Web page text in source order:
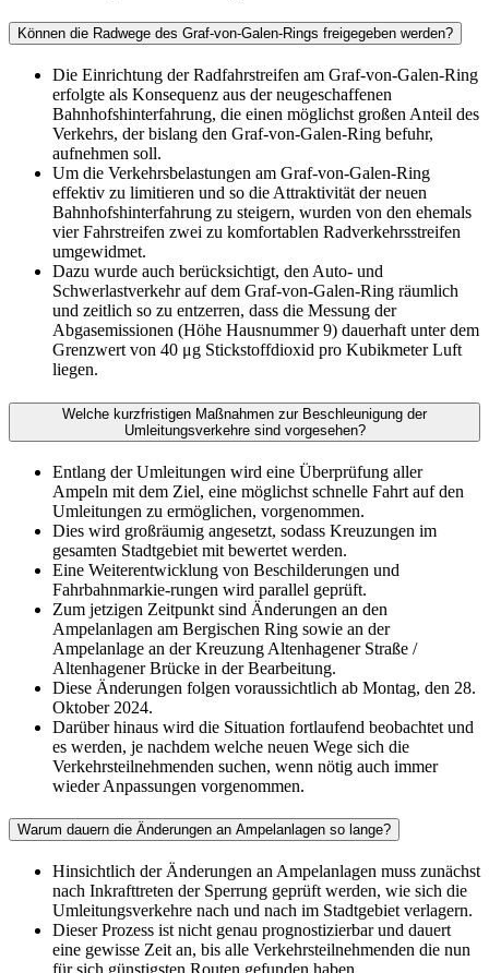
Können die Radwege des Graf-von-Galen-Rings freigegeben werden?
Die Einrichtung der Radfahrstreifen am Graf-von-Galen-Ring
erfolgte als Konsequenz aus der neugeschaffenen
Bahnhofshinterfahrung, die einen möglichst großen Anteil des
Verkehrs, der bislang den Graf-von-Galen-Ring befuhr,
aufnehmen soll.
Um die Verkehrsbelastungen am Graf-von-Galen-Ring
effektiv zu limitieren und so die Attraktivität der neuen
Bahnhofshinterfahrung zu steigern, wurden von den ehemals
vier Fahrstreifen zwei zu komfortablen Radverkehrsstreifen
umgewidmet.
Dazu wurde auch berücksichtigt, den Auto- und
Schwerlastverkehr auf dem Graf-von-Galen-Ring räumlich
und zeitlich so zu entzerren, dass die Messung der
Abgasemissionen (Höhe Hausnummer 9) dauerhaft unter dem
Grenzwert von 40 μg Stickstoffdioxid pro Kubikmeter Luft
liegen.
Welche kurzfristigen Maßnahmen zur Beschleunigung der
Umleitungsverkehre sind vorgesehen?
Entlang der Umleitungen wird eine Überprüfung aller
Ampeln mit dem Ziel, eine möglichst schnelle Fahrt auf den
Umleitungen zu ermöglichen, vorgenommen.
Dies wird großräumig angesetzt, sodass Kreuzungen im
gesamten Stadtgebiet mit bewertet werden.
Eine Weiterentwicklung von Beschilderungen und
Fahrbahnmarkie-rungen wird parallel geprüft.
Zum jetzigen Zeitpunkt sind Änderungen an den
Ampelanlagen am Bergischen Ring sowie an der
Ampelanlage an der Kreuzung Altenhagener Straße /
Altenhagener Brücke in der Bearbeitung.
Diese Änderungen folgen voraussichtlich ab Montag, den 28.
Oktober 2024.
Darüber hinaus wird die Situation fortlaufend beobachtet und
es werden, je nachdem welche neuen Wege sich die
Verkehrsteilnehmenden suchen, wenn nötig auch immer
wieder Anpassungen vorgenommen.
Warum dauern die Änderungen an Ampelanlagen so lange?
Hinsichtlich der Änderungen an Ampelanlagen muss zunächst
nach Inkrafttreten der Sperrung geprüft werden, wie sich die
Umleitungsverkehre nach und nach im Stadtgebiet verlagern.
Dieser Prozess ist nicht genau prognostizierbar und dauert
eine gewisse Zeit an, bis alle Verkehrsteilnehmenden die nun
für sich günstigsten Routen gefunden haben.